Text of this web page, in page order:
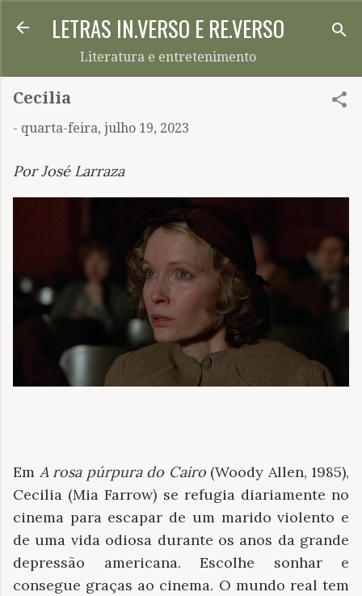
Pular para o conteúdo principal
LETRAS IN.VERSO E RE.VERSO
Literatura e entretenimento
Cecilia
- quarta-feira, julho 19, 2023
Por José Larraza
Em A rosa púrpura do Cairo(Woody Allen, 1985),
Cecilia (Mia Farrow) se refugia diariamente no
cinema para escapar de um marido violento e
de uma vida odiosa durante os anos da grande
depressão americana. Escolhe sonhar e
consegue graças ao cinema. O mundo real tem